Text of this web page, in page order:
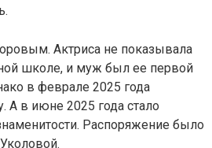
Актриса не показывала
школе, и муж был ее первой
в феврале 2025 года
А в июне 2025 года стало
Распоряжение было